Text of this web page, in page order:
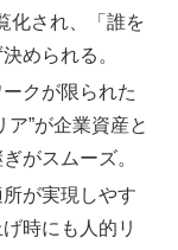
化され、「誰を
められる。
クが限られた
”が企業資産と
がスムーズ。
が実現しやす
時にも人的リ